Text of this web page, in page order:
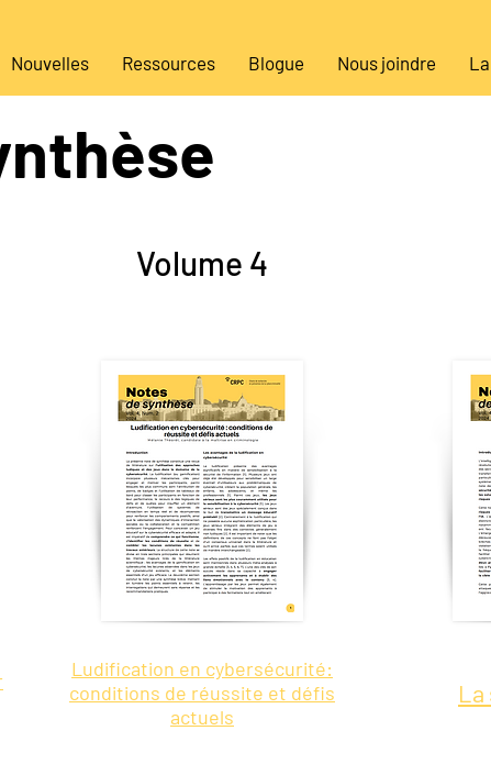
Nouvelles Ressources Blogue Nous joindre
Volume 4
Ludification en cybersécurité:
conditions de réussite et défis
actuels
La